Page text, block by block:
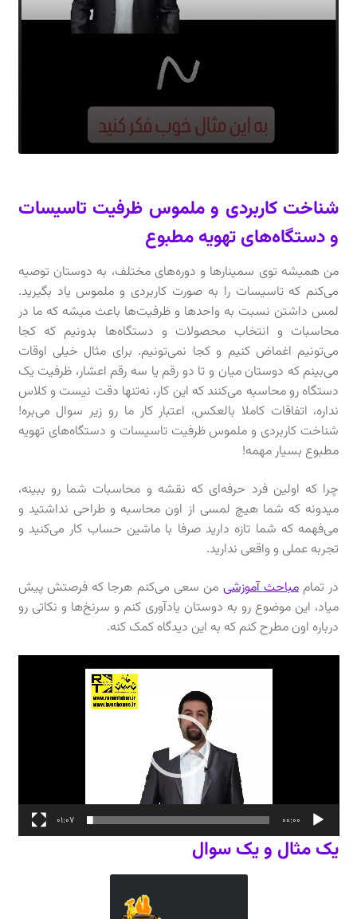
شناخت کاربردی و ملموس ظرفیت تاسیسات
و دستگاه‌های تهویه مطبوع
من همیشه توی سمینارها و دوره‌های مختلف، به دوستان توصیه
می‌کنم که تاسیسات را به صورت کاربردی و ملموس یاد بگیرید.
لمس داشتن نسبت به واحدها و ظرفیت‌ها باعث میشه که ما در
محاسبات و انتخاب محصولات و دستگاه‌ها بدونیم که کجا
می‌تونیم اغماض کنیم و کجا نمی‌تونیم. برای مثال خیلی اوقات
می‌بینم که دوستان میان و تا دو رقم یا سه رقم اعشار، ظرفیت یک
دستگاه رو محاسبه می‌کنند که این کار، نه‌تنها دقت نیست و کلاس
نداره، اتفاقات کاملا بالعکس، اعتبار کار ما رو زیر سوال می‌بره!
شناخت کاربردی و ملموس ظرفیت تاسیسات و دستگاه‌های تهویه
مطبوع بسیار مهمه!
چرا که اولین فرد حرفه‌ای که نقشه و محاسبات شما رو ببینه،
میدونه که شما هیچ لمسی از اون محاسبه و طراحی نداشتید و
می‌فهمه که شما تازه دارید صرفا با ماشین حساب کار می‌کنید و
تجربه عملی و واقعی ندارید.
در تماممباحث آموزشی من سعی می‌کنم هرجا که فرصتش پیش
میاد، این موضوع رو به دوستان یادآوری کنم و سرنخ‌ها و نکاتی رو
درباره اون مطرح کنم که به این دیدگاه کمک کنه.
00:00
01:07
یک مثال و یک سوال